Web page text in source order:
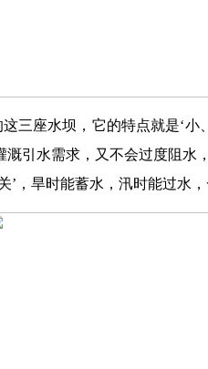
三座水坝，它的特点就是‘
溉引水需求，又不会过度阻
’，旱时能蓄水，汛时能过水